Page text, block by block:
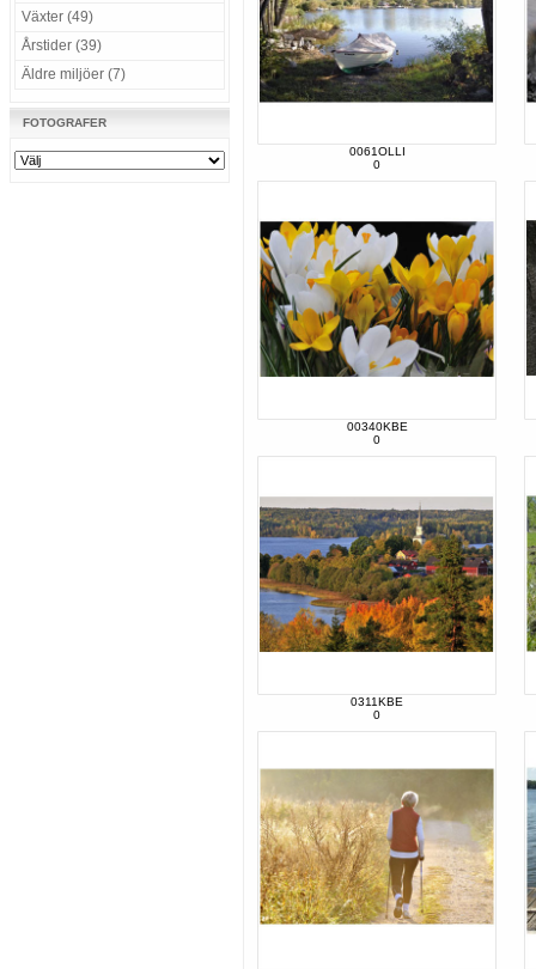
Växter (49)
Årstider (39)
Äldre miljöer (7)
FOTOGRAFER
0061OLLI
0
00340KBE
0
0311KBE
0